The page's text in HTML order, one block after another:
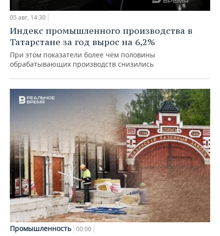
05 авг, 14:30
Индекс промышленного производства в
Татарстане за год вырос на 6,2%
При этом показатели более чем половины
обрабатывающих производств снизились
Промышленность 00:00